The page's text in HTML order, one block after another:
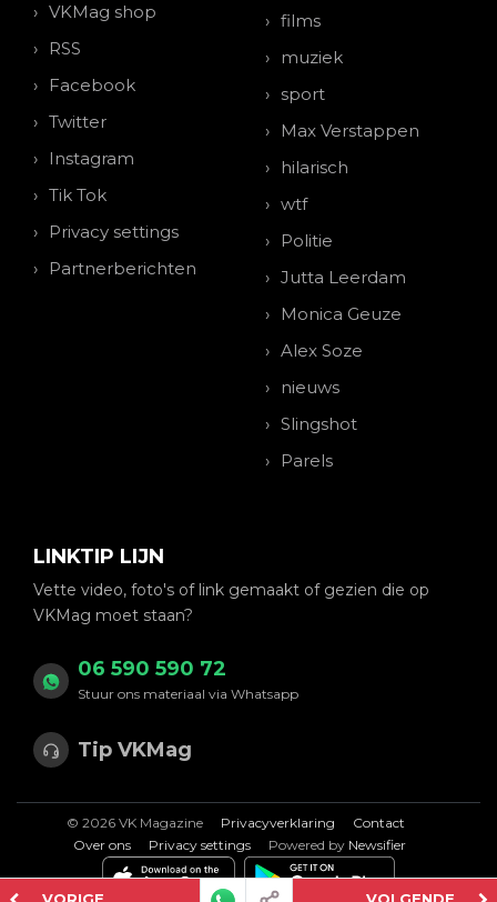
VKMag shop
RSS
Facebook
Twitter
Instagram
Tik Tok
Privacy settings
Partnerberichten
films
muziek
sport
Max Verstappen
hilarisch
wtf
Politie
Jutta Leerdam
Monica Geuze
Alex Soze
nieuws
Slingshot
Parels
LINKTIP LIJN
Vette video, foto's of link gemaakt of gezien die op
VKMag moet staan?
06 590 590 72
Stuur ons materiaal via Whatsapp
Tip VKMag
© 2026 VK Magazine Privacyverklaring
Contact
Over ons
Privacy settings Powered by Newsifier